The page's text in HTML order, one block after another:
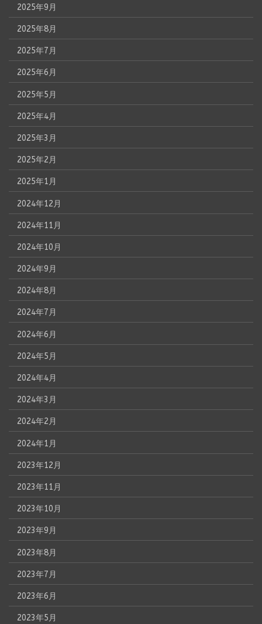
2025年9月
2025年8月
2025年7月
2025年6月
2025年5月
2025年4月
2025年3月
2025年2月
2025年1月
2024年12月
2024年11月
2024年10月
2024年9月
2024年8月
2024年7月
2024年6月
2024年5月
2024年4月
2024年3月
2024年2月
2024年1月
2023年12月
2023年11月
2023年10月
2023年9月
2023年8月
2023年7月
2023年6月
2023年5月